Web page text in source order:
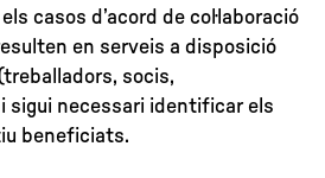
casos d’acord de col·laboració
en serveis a disposició
socis,
sigui necessari identificar els
beneficiats.